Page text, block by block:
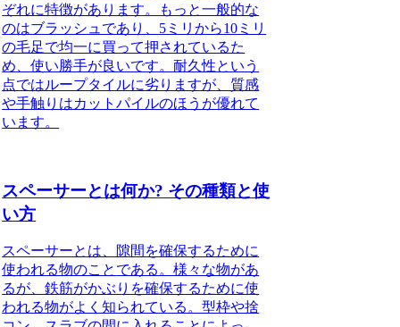
ぞれに特徴があります。もっと一般的な
のはブラッシュであり、5ミリから10ミリ
の毛足で均一に買って押されているた
め、使い勝手が良いです。耐久性という
点ではループタイルに劣りますが、質感
や手触りはカットパイルのほうが優れて
います。
スペーサーとは何か? その種類と使
い方
スペーサーとは、隙間を確保するために
使われる物のこと である。様々な物があ
るが、鉄筋がかぶりを確保するために使
われる物がよく知られている。型枠や捨